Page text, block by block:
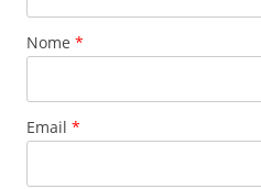
Nome *
Email *